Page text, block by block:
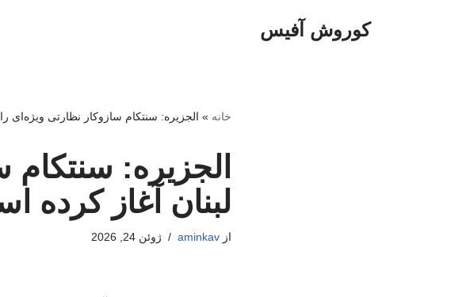
کوروش آفیس
خانه » الجزیره: سنتکام سازوکار نظارتی ویژه‌ای
الجزیره: سنتکام
لبنان آغاز کرده
ازaminkav ژوئن 24, 2026